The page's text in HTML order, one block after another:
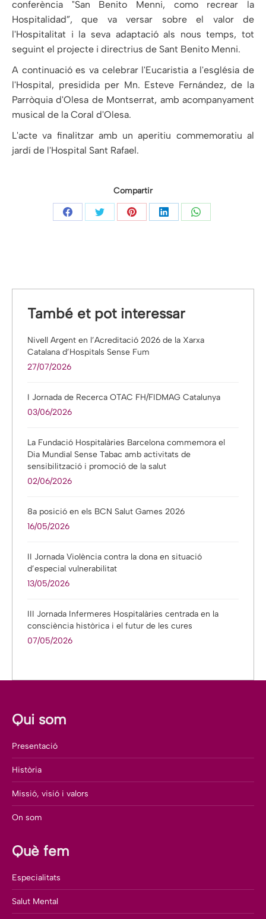
conferència "San Benito Menni, como recrear la
Hospitalidad”, que va versar sobre el valor de
l'Hospitalitat i la seva adaptació als nous temps, tot
seguint el projecte i directrius de Sant Benito Menni.
A continuació es va celebrar l'Eucaristia a l'església de
l'Hospital, presidida per Mn. Esteve Fernández, de la
Parròquia d'Olesa de Montserrat, amb acompanyament
musical de la Coral d'Olesa.
L'acte va finalitzar amb un aperitiu commemoratiu al
jardí de l'Hospital Sant Rafael.
Compartir
Share
Share
Share
Share
Share
També et pot interessar
Nivell Argent en l’Acreditació 2026 de la Xarxa
Catalana d’Hospitals Sense Fum
27/07/2026
I Jornada de Recerca OTAC FH/FIDMAG Catalunya
03/06/2026
La Fundació Hospitalàries Barcelona commemora el
Dia Mundial Sense Tabac amb activitats de
sensibilització i promoció de la salut
02/06/2026
8a posició en els BCN Salut Games 2026
16/05/2026
II Jornada Violència contra la dona en situació
d’especial vulnerabilitat
13/05/2026
III Jornada Infermeres Hospitalàries centrada en la
consciència històrica i el futur de les cures
07/05/2026
Qui som
Presentació
Història
Missió, visió i valors
On som
Què fem
Especialitats
Salut Mental